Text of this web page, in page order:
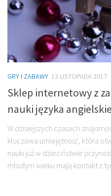
GRY I ZABAWY 13 LISTOPADA 2017
Sklep internetowy z
nauki języka
W dzisiejszych czasach
kluczowa umiejętność, która
nauki już w dzieciństwie
młodym wieku mają kontakt z